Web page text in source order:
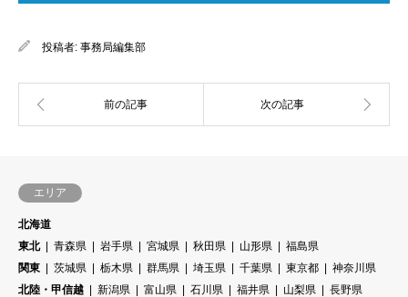
投稿者: 事務局編集部
エリア
北海道
東北
青森県 岩手県 宮城県 秋田県 山形県
福島県
関東
茨城県 栃木県 群馬県 埼玉県 千葉県 東京都
神奈川県
北陸・甲信越
新潟県 富山県 石川県 福井県 山梨県
長野県